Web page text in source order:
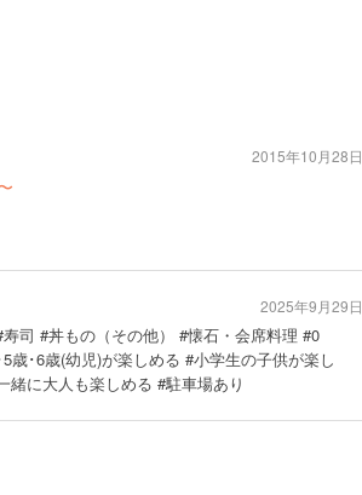
2015年10月28日
司 #丼もの（その他） #懐石・会席料理 #0
歳･6歳(幼児)が楽しめる #小学生の子供が楽し
に大人も楽しめる #駐車場あり
2025年9月29日